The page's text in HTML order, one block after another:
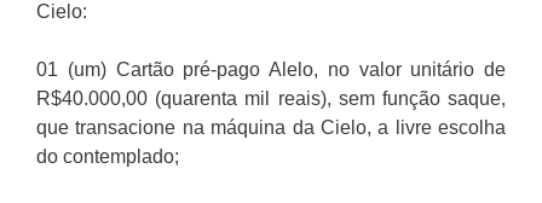
Cielo:
01 (um) Cartão pré-pago Alelo, no valor unitário de
R$40.000,00 (quarenta mil reais), sem função saque,
que transacione na máquina da Cielo, a livre escolha
do contemplado;